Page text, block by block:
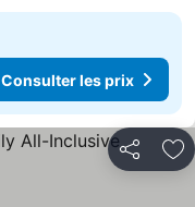
Consulter les prix
Partager